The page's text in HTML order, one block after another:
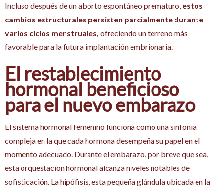
Incluso después de un aborto espontáneo prematuro, estos
cambios estructurales persisten parcialmente durante
varios ciclos menstruales, ofreciendo un terreno más
favorable para la futura implantación embrionaria.
El restablecimiento
hormonal beneficioso
para el nuevo embarazo
El sistema hormonal femenino funciona como una sinfonía
compleja en la que cada hormona desempeña su papel en el
momento adecuado. Durante el embarazo, por breve que sea,
esta orquestación hormonal alcanza niveles notables de
sofisticación. La hipófisis, esta pequeña glándula ubicada en la